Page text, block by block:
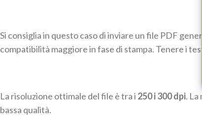
Si consiglia in questo caso di inviare un file PDF
compatibilità maggiore in fase di stampa. Tenere i
La risoluzione ottimale del file è tra i 250 i 300 dpi.
bassa qualità.